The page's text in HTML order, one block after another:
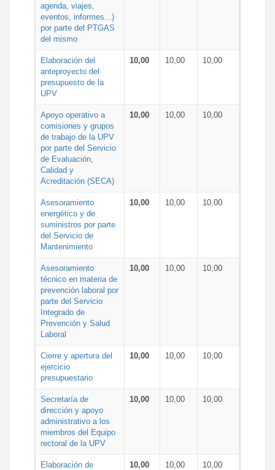
agenda, viajes,
eventos, informes...)
por parte del PTGAS
del mismo
Elaboración del
anteproyecto del
presupuesto de la
UPV
10,00 10,00 10,00
Apoyo operativo a
comisiones y grupos
de trabajo de la UPV
por parte del Servicio
de Evaluación,
Calidad y
Acreditación (SECA)
10,00 10,00 10,00
Asesoramiento
energético y de
suministros por parte
del Servicio de
Mantenimiento
10,00 10,00 10,00
Asesoramiento
técnico en materia de
prevención laboral por
parte del Servicio
Integrado de
Prevención y Salud
Laboral
10,00 10,00 10,00
Cierre y apertura del
ejercicio
presupuestario
10,00 10,00 10,00
Secretaría de
dirección y apoyo
administrativo a los
miembros del Equipo
rectoral de la UPV
10,00 10,00 10,00
Elaboración de
10,00 10,00 10,00